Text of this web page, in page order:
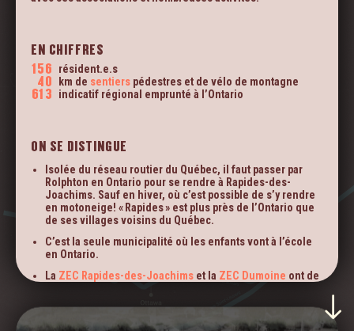
TERRITOIRE
EN CHIFFRES
156
résident.e.s
40 km de sentiers pédestres et de vélo de montagne
613 indicatif régional emprunté à l’Ontario
ON SE DISTINGUE
Isolée du réseau routier du Québec, il faut passer par
Rolphton en Ontario pour se rendre à Rapides-des-
Joachims. Sauf en hiver, où c’est possible de s’y rendre
en motoneige! « Rapides » est plus près de l’Ontario que
de ses villages voisins du Québec.
C’est la seule municipalité où les enfants vont à l’école
en Ontario.
La ZEC Rapides-des-Joachims et la ZEC Dumoine ont de
nature.